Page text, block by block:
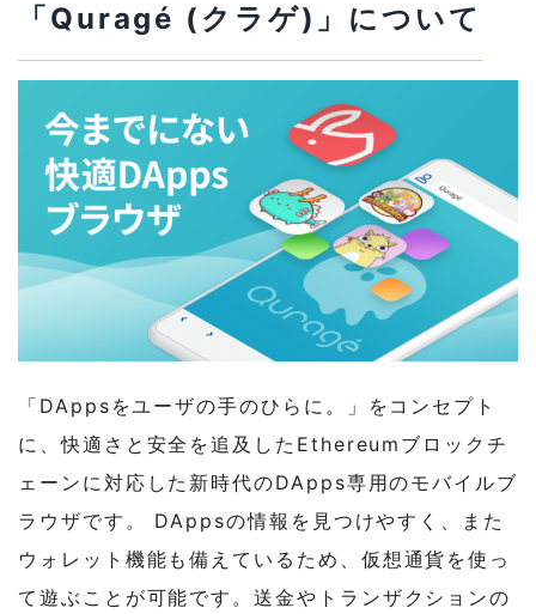
1-1-4 安全なウォレット
1-1-5 ⽣体認証
1-1-6 ウォレットのインポート機能
1-1-7 タブの保存
2 コンテンツ概要
3 「Uniqys(ユニキス)Kit」について
ビットファクトリーについて
5 モバイルファクトリーについて
「Quragé (クラゲ)」について
「DAppsをユーザの⼿のひらに。」をコンセプト
に、快適さと安全を追及したEthereumブロックチ
ェーンに対応した新時代のDApps専⽤のモバイルブ
ラウザです。 DAppsの情報を⾒つけやすく、また
ウォレット機能も備えているため、仮想通貨を使っ
て遊ぶことが可能です。送金やトランザクションの